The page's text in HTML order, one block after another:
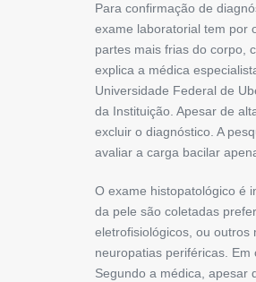
Para confirmação de
exame laboratorial tem por
partes mais frias do corpo,
explica a médica
Universidade Fede­ral de
da Instituição. Apesar de
excluir o diagnóstico. A
avaliar a carga bacilar
O exame histopatológico é
da pele são ­coletadas
eletrofisiológicos, ou outros
neuropatias periféricas.
Segundo a médica, ­apesar